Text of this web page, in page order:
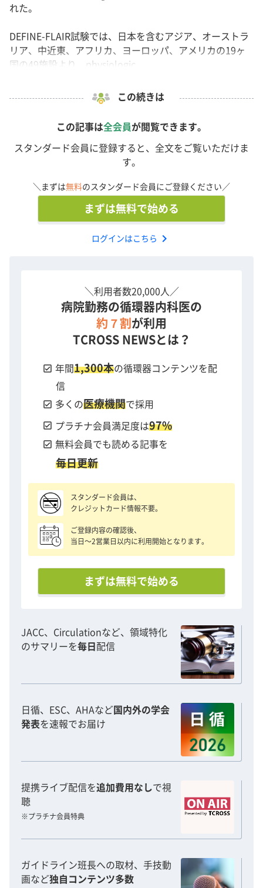
れた。
DEFINE-FLAIR試験では、日本を含むアジア、オーストラ
リア、中近東、アフリカ、ヨーロッパ、アメリカの19ヶ
国の49施設より、physiologic...
この続きは
この記事は全会員が閲覧できます。
スタンダード会員に登録すると、全文をご覧いただけま
す。
＼まずは無料のスタンダード会員にご登録ください／
まずは無料で始める
ログインはこちら chevron_right
＼利用者数20,000人／
病院勤務の循環器内科医の
約７割 が利用
TCROSS NEWSとは？
check_box 年間1,300本の循環器コンテンツを配
信
check_box 多くの医療機関で採用
check_box プラチナ会員満足度は97%
check_box 無料会員でも読める記事を
毎日更新
スタンダード会員は、
クレジットカード情報不要。
ご登録内容の確認後、
当日〜2営業日以内に利用開始となります。
まずは無料で始める
JACC、Circulationなど、領域特化
のサマリーを毎日 配信
日循、ESC、AHAなど国内外の学会
発表を速報でお届け
提携ライブ配信を追加費用なしで視
聴
※プラチナ会員特典
ガイドライン班長への取材、手技動
画など独自コンテンツ多数